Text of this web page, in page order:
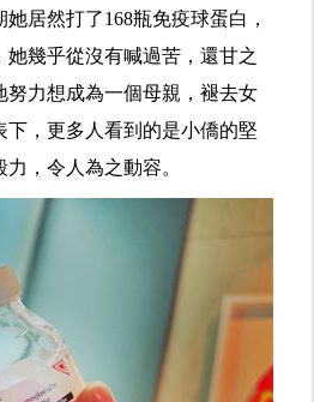
居然打了168瓶免疫球蛋白，
她幾乎從沒有喊過苦，還甘之
努力想成為一個母親，褪去女
下，更多人看到的是小僑的堅
，令人為之動容。